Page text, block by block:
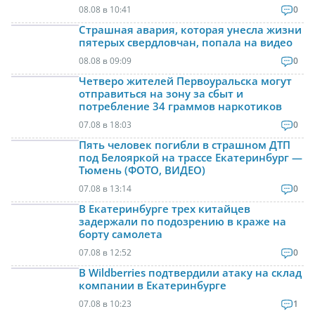
08.08 в 10:41 0
Страшная авария, которая унесла жизни
пятерых свердловчан, попала на видео
08.08 в 09:09 0
Четверо жителей Первоуральска могут
отправиться на зону за сбыт и
потребление 34 граммов наркотиков
07.08 в 18:03 0
Пять человек погибли в страшном ДТП
под Белояркой на трассе Екатеринбург —
Тюмень (ФОТО, ВИДЕО)
07.08 в 13:14 0
В Екатеринбурге трех китайцев
задержали по подозрению в краже на
борту самолета
07.08 в 12:52 0
В Wildberries подтвердили атаку на склад
компании в Екатеринбурге
07.08 в 10:23 1